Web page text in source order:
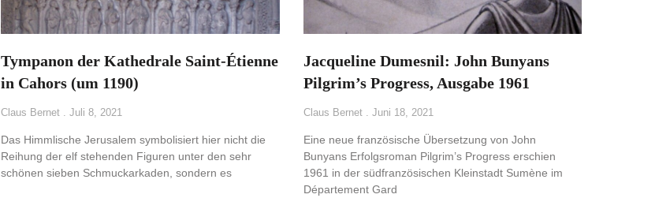
Tympanon der Kathedrale Saint-Étienne
in Cahors (um 1190)
Claus Bernet Juli 8, 2021
Das Himmlische Jerusalem symbolisiert hier nicht die
Reihung der elf stehenden Figuren unter den sehr
schönen sieben Schmuckarkaden, sondern es
Jacqueline Dumesnil: John Bunyans
Pilgrim’s Progress, Ausgabe 1961
Claus Bernet Juni 18, 2021
Eine neue französische Übersetzung von John
Bunyans Erfolgsroman Pilgrim’s Progress erschien
1961 in der südfranzösischen Kleinstadt Sumène im
Département Gard